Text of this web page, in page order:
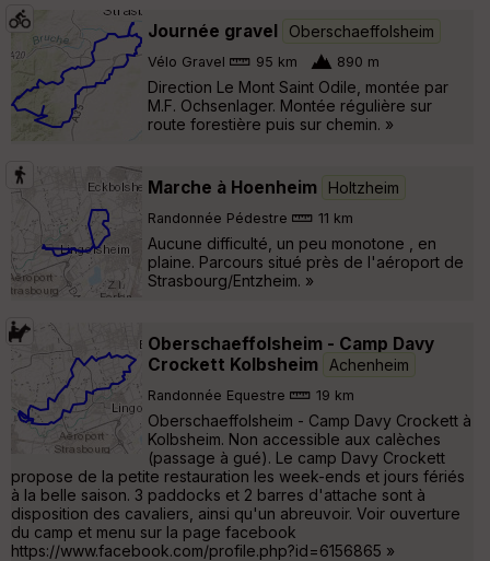
Journée gravel Oberschaeffolsheim
Vélo Gravel 95 km 890 m
Direction Le Mont Saint Odile, montée par
M.F. Ochsenlager. Montée régulière sur
route forestière puis sur chemin. »
Marche à Hoenheim Holtzheim
Randonnée Pédestre 11 km
Aucune difficulté, un peu monotone , en
plaine. Parcours situé près de l'aéroport de
Strasbourg/Entzheim. »
Oberschaeffolsheim - Camp Davy
Crockett Kolbsheim
Achenheim
Randonnée Equestre 19 km
Oberschaeffolsheim - Camp Davy Crockett à
Kolbsheim. Non accessible aux calèches
(passage à gué). Le camp Davy Crockett
propose de la petite restauration les week-ends et jours fériés
à la belle saison. 3 paddocks et 2 barres d'attache sont à
disposition des cavaliers, ainsi qu'un abreuvoir. Voir ouverture
du camp et menu sur la page facebook
https://www.facebook.com/profile.php?id=6156865 »